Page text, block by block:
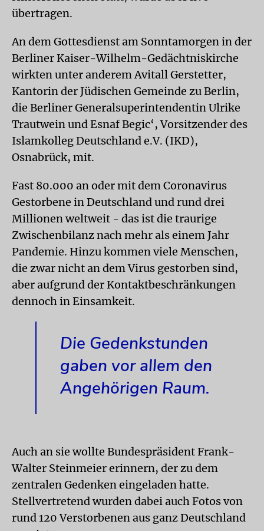
übertragen.
An dem Gottesdienst am Sonntamorgen in der
Berliner Kaiser-Wilhelm-Gedächtniskirche
wirkten unter anderem Avitall Gerstetter,
Kantorin der Jüdischen Gemeinde zu Berlin,
die Berliner Generalsuperintendentin Ulrike
Trautwein und Esnaf Begic‘, Vorsitzender des
Islamkolleg Deutschland e.V. (IKD),
Osnabrück, mit.
Fast 80.000 an oder mit dem Coronavirus
Gestorbene in Deutschland und rund drei
Millionen weltweit - das ist die traurige
Zwischenbilanz nach mehr als einem Jahr
Pandemie. Hinzu kommen viele Menschen,
die zwar nicht an dem Virus gestorben sind,
aber aufgrund der Kontaktbeschränkungen
dennoch in Einsamkeit.
Die Gedenkstunden
gaben vor allem den
Angehörigen Raum.
Auch an sie wollte Bundespräsident Frank-
Walter Steinmeier erinnern, der zu dem
zentralen Gedenken eingeladen hatte.
Stellvertretend wurden dabei auch Fotos von
rund 120 Verstorbenen aus ganz Deutschland